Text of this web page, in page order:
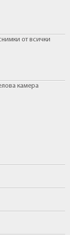
от всички
камера